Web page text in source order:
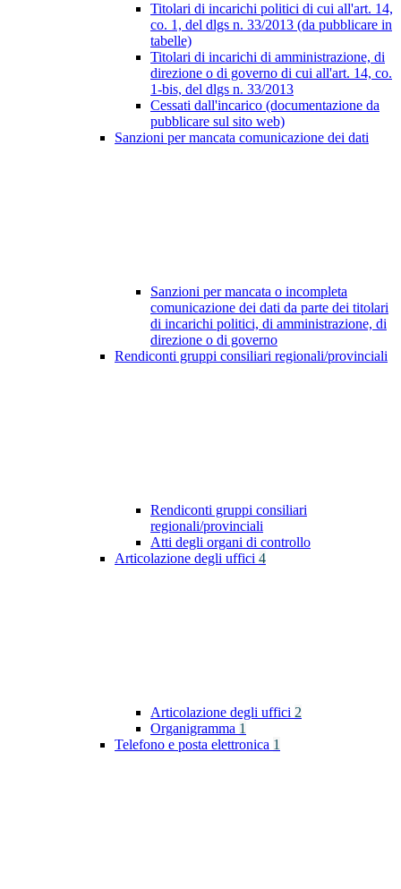
Titolari di incarichi politici di cui all'art. 14,
co. 1, del dlgs n. 33/2013 (da pubblicare in
tabelle)
Titolari di incarichi di amministrazione, di
direzione o di governo di cui all'art. 14, co.
1-bis, del dlgs n. 33/2013
Cessati dall'incarico (documentazione da
pubblicare sul sito web)
Sanzioni per mancata comunicazione dei dati
Sanzioni per mancata o incompleta
comunicazione dei dati da parte dei titolari
di incarichi politici, di amministrazione, di
direzione o di governo
Rendiconti gruppi consiliari regionali/provinciali
Rendiconti gruppi consiliari
regionali/provinciali
Atti degli organi di controllo
Articolazione degli uffici 4
Articolazione degli uffici 2
Organigramma 1
Telefono e posta elettronica 1